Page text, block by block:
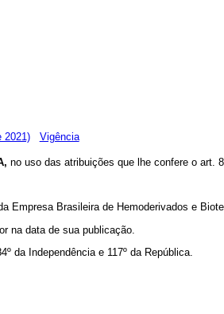
2021) Vigência
no uso das atribuições que lhe confere o art.
Empresa Brasileira de Hemoderivados e
na data de sua publicação.
da Independência e 117º da República.